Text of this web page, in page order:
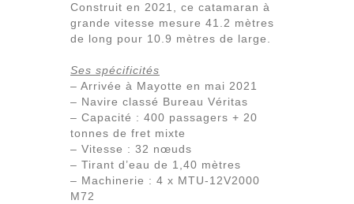
Construit en 2021, ce catamaran à
grande vitesse mesure 41.2 mètres
de long pour 10.9 mètres de large.
Ses spécificités
– Arrivée à Mayotte en mai 2021
– Navire classé Bureau Véritas
– Capacité : 400 passagers + 20
tonnes de fret mixte
– Vitesse : 32 nœuds
– Tirant d’eau de 1,40 mètres
– Machinerie : 4 x MTU-12V2000
M72